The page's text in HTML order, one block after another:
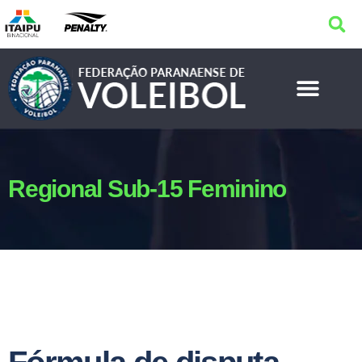
Regional Sub-15 Feminino